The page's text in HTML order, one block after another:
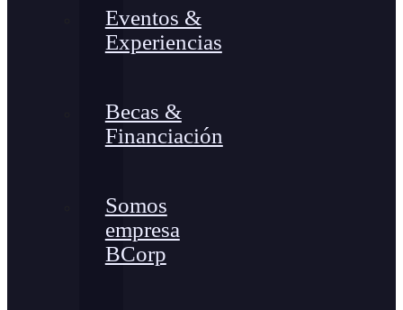
Eventos &
Experiencias
Becas &
Financiación
Somos
empresa
BCorp